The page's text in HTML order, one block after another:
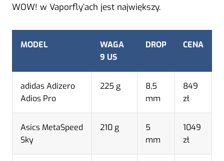
WOW! w Vaporfly’ach jest największy.
MODEL
WAGA
9 US
DROP CENA
adidas Adizero
Adios Pro
225 g
8,5
mm
849
zł
Asics MetaSpeed
Sky
210 g
5
mm
1049
zł